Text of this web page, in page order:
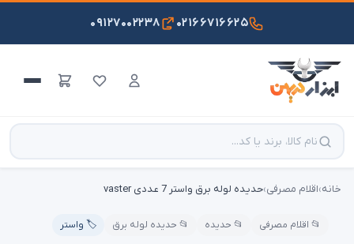
۰۲۱۶۶۷۱۶۶۲۵ ۰۹۱۲۷۰۰۲۲۳۸
خانه›اقلام مصرفی›حدیده لوله برق واستر 7 عددی vaster
📂 اقلام مصرفی 📂 حدیده 📂 حدیده لوله برق 🏷️ واستر